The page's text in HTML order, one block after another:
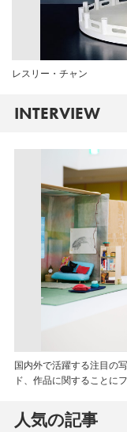
レスリー・チャン
INTERVIEW
国内外で活躍する注目の
ド、作品に関することに
人気の記事